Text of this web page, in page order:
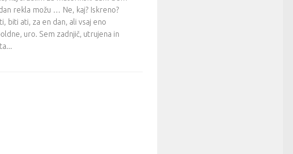
rekla možu … Ne, kaj? Iskreno?
biti ati, za en dan, ali vsaj eno
uro. Sem zadnjič, utrujena in